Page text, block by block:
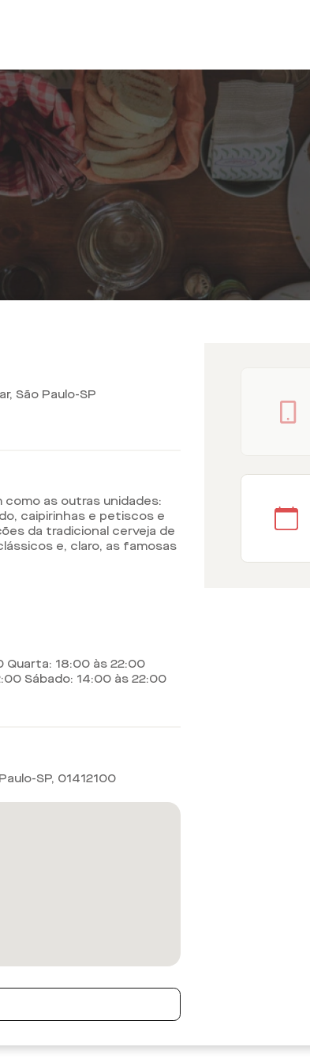
São Paulo-SP
como as outras unidades:
caipirinhas e petiscos e
da tradicional cerveja de
e, claro, as famosas
Quarta: 18:00 às 22:00
Sábado: 14:00 às 22:00
SP, 01412100